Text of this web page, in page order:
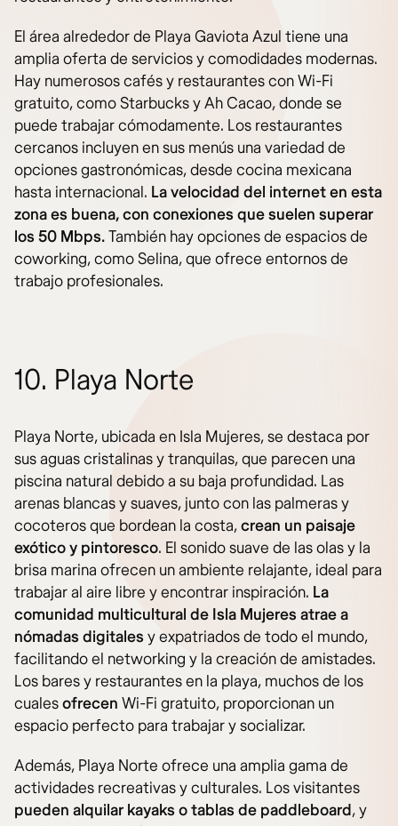
El área alrededor de Playa Gaviota Azul tiene una
amplia oferta de servicios y comodidades modernas.
Hay numerosos cafés y restaurantes con Wi-Fi
gratuito, como Starbucks y Ah Cacao, donde se
puede trabajar cómodamente. Los restaurantes
cercanos incluyen en sus menús una variedad de
opciones gastronómicas, desde cocina mexicana
hasta internacional. La velocidad del internet en esta
zona es buena, con conexiones que suelen superar
los 50 Mbps.También hay opciones de espacios de
coworking, como Selina, que ofrece entornos de
trabajo profesionales.
10. Playa Norte
Playa Norte, ubicada en Isla Mujeres, se destaca por
sus aguas cristalinas y tranquilas, que parecen una
piscina natural debido a su baja profundidad. Las
arenas blancas y suaves, junto con las palmeras y
cocoteros que bordean la costa,crean un paisaje
exótico y pintoresco. El sonido suave de las olas y la
brisa marina ofrecen un ambiente relajante, ideal para
trabajar al aire libre y encontrar inspiración. La
comunidad multicultural de Isla Mujeres atrae a
nómadas digitalesy expatriados de todo el mundo,
facilitando el networking y la creación de amistades.
Los bares y restaurantes en la playa, muchos de los
cualesofrecen Wi-Fi gratuito, proporcionan un
espacio perfecto para trabajar y socializar.
Además, Playa Norte ofrece una amplia gama de
actividades recreativas y culturales. Los visitantes
pueden alquilar kayaks o tablas de paddleboard, y